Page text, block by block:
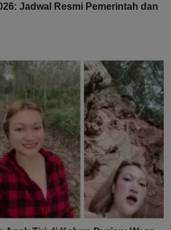
Jadwal Resmi Pemerintah dan